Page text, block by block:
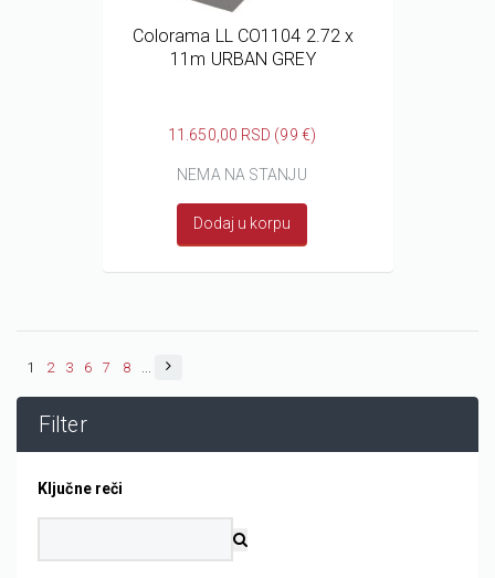
Colorama LL CO1104 2.72 x
11m URBAN GREY
11.650,00 RSD (99 €)
NEMA NA STANJU
Dodaj u korpu
1 2 3 6 7 8
Filter
Ključne reči